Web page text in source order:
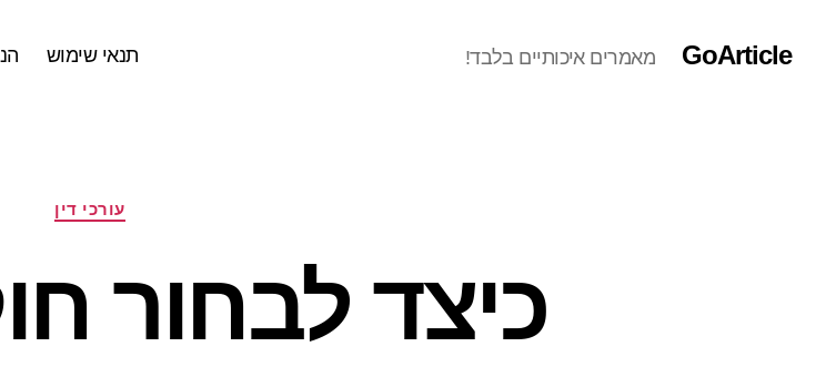
GoArticle מאמרים איכותיים בלבד! תנאי שימוש
קטגוריות
עורכי דין
כיצד לבחור